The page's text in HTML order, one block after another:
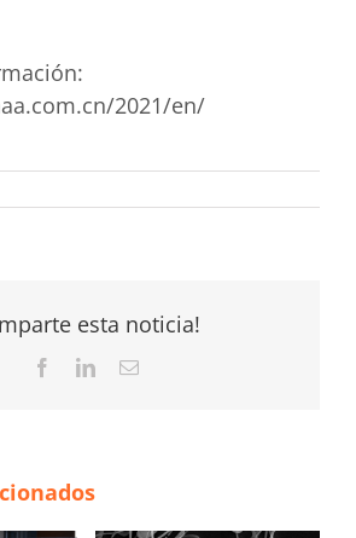
2021/en/
esta noticia!
FacebookLinkedInCorreo